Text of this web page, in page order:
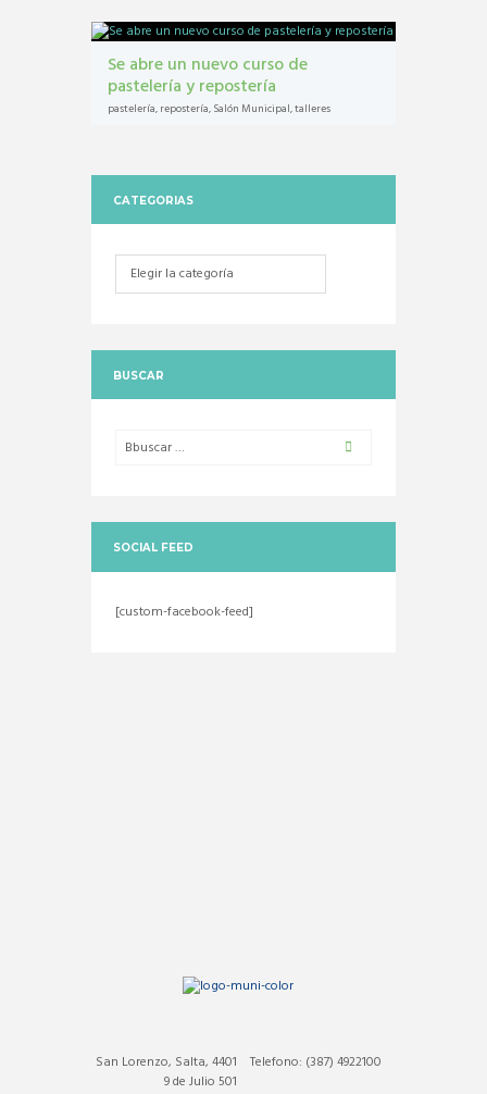
Se abre un nuevo curso de
pastelería y repostería
pastelería,repostería,Salón Municipal,talleres
CATEGORIAS
Categorias
BUSCAR
SOCIAL FEED
[custom-facebook-feed]
Telefono: (387) 4922100
San Lorenzo, Salta, 4401
9 de Julio 501